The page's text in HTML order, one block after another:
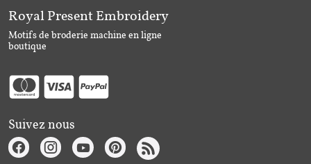
Royal Present Embroidery
Motifs de broderie machine en ligne
boutique
Suivez nous